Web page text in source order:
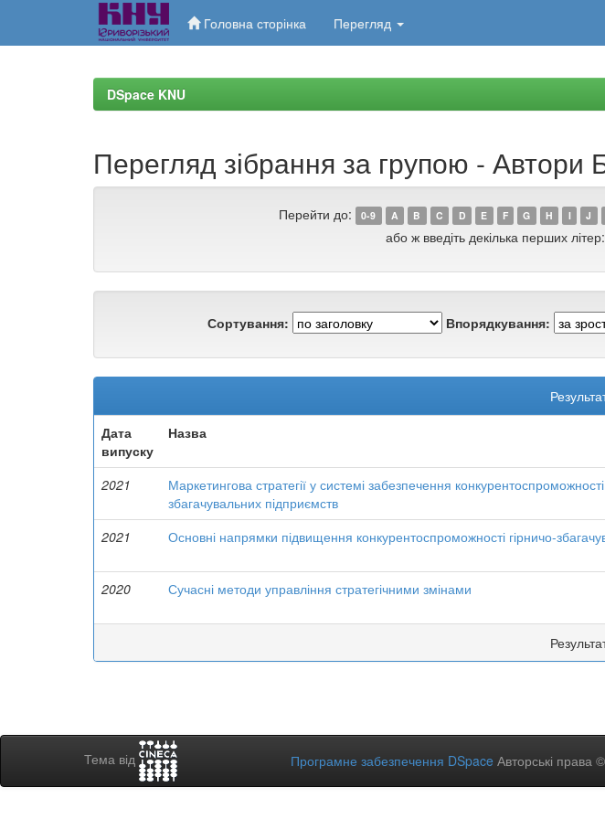
Головна сторінка Перегляд
DSpace KNU
Перегляд зібрання за групою - Автори
Перейти до: 0-9 A B C D E F G H I J
або ж введіть декілька перших літер:
Сортування: Впорядкування:
Дата
випуску
Назва
2021
Маркетингова стратегії у системі забезпечення
збагачувальних підприємств
2021
Основні напрямки підвищення конкурентоспроможності гірничо-
2020
Сучасні методи управління стратегічними змінами
Тема від Програмне забезпечення DSpace Авторські права